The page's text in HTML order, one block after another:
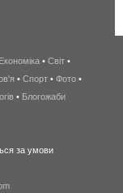
беспроводной
интернет
киев
wimax
в
Економіка • Світ •
• Спорт • Фото •
• Блогожаби
за умови